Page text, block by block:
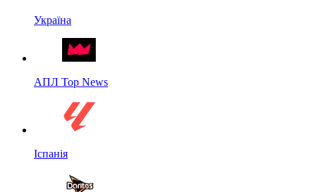
Україна
АПЛ Top News
Іспанія